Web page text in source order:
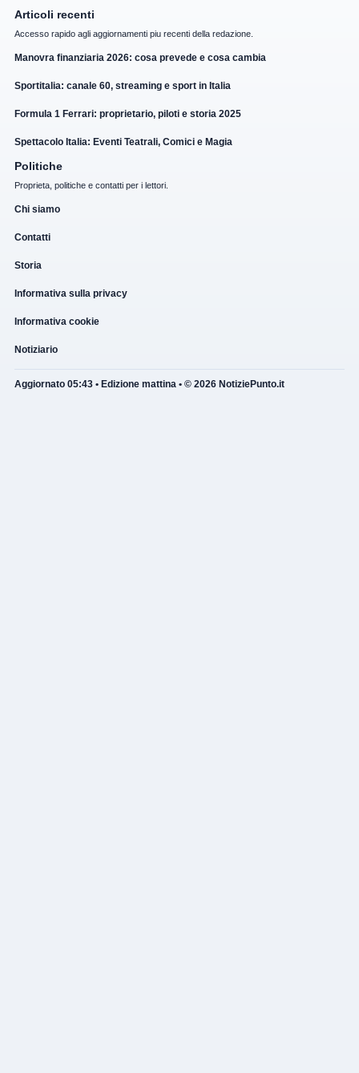
Articoli recenti
Accesso rapido agli aggiornamenti piu recenti della redazione.
Manovra finanziaria 2026: cosa prevede e cosa cambia
Sportitalia: canale 60, streaming e sport in Italia
Formula 1 Ferrari: proprietario, piloti e storia 2025
Spettacolo Italia: Eventi Teatrali, Comici e Magia
Politiche
Proprieta, politiche e contatti per i lettori.
Chi siamo
Contatti
Storia
Informativa sulla privacy
Informativa cookie
Notiziario
Aggiornato 05:43 • Edizione mattina • © 2026 NotiziePunto.it